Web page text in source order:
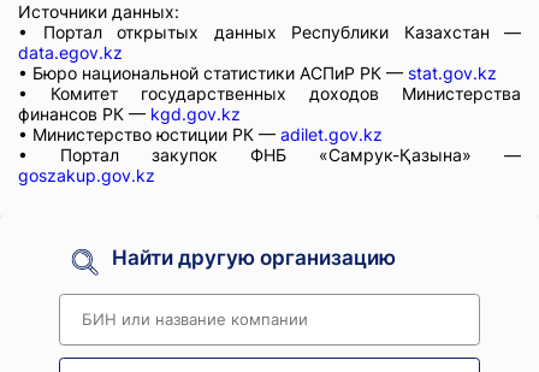
Источники данных:
• Портал открытых данных Республики Казахстан —
data.egov.kz
• Бюро национальной статистики АСПиР РК — stat.gov.kz
• Комитет государственных доходов Министерства
финансов РК — kgd.gov.kz
• Министерство юстиции РК — adilet.gov.kz
• Портал закупок ФНБ «Самрук-Қазына» —
goszakup.gov.kz
Найти другую организацию